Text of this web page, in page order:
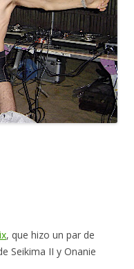
, que hizo un par de
Seikima II y Onanie